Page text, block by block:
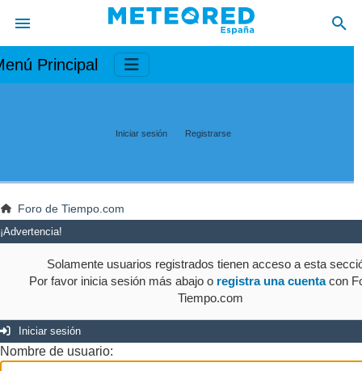
Principal
Iniciar sesión Registrarse
Foro de Tiempo.com
¡Advertencia!
Solamente usuarios registrados tienen acceso a esta
Por favor inicia sesión más abajo o registra una cuentacon
Tiempo.com
Iniciar sesión
Nombre de usuario: